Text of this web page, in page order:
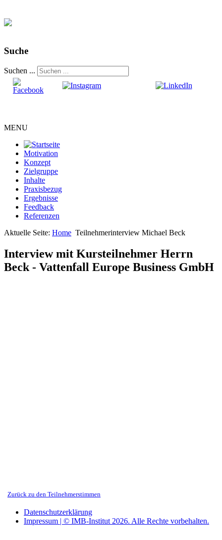
Suche
Suchen ...
MENU
Motivation
Konzept
Zielgruppe
Inhalte
Praxisbezug
Ergebnisse
Feedback
Referenzen
Aktuelle Seite: Home Teilnehmerinterview Michael Beck
Interview mit Kursteilnehmer Herrn
Beck - Vattenfall Europe Business GmbH
Zurück zu den Teilnehmerstimmen
Datenschutzerklärung
Impressum | © IMB-Institut 2026. Alle Rechte vorbehalten.